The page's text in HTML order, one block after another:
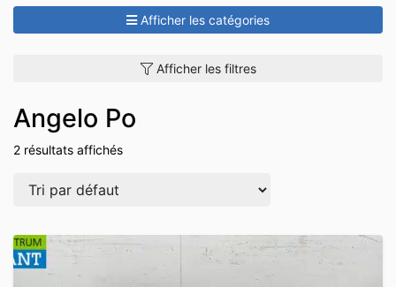
Afficher les catégories
Afficher les filtres
Angelo Po
2 résultats affichés